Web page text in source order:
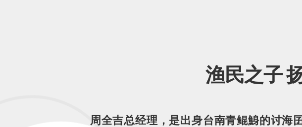
渔民之子
周全吉总经理，是出身台南青鲲鯓的讨海